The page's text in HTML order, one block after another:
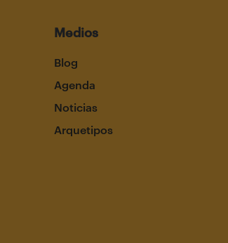
Medios
Blog
Agenda
Noticias
Arquetipos